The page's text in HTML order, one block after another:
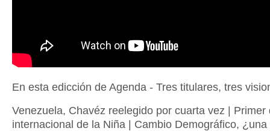
En esta edicción de Agenda - Tres titulares, tres
Venezuela, Chavéz reelegido por cuarta vez | Primer
internacional de la Niña | Cambio Demográfico, ¿una